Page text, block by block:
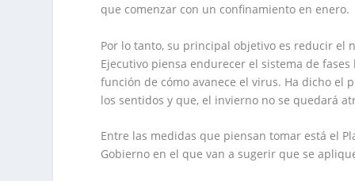
que comenzar con un confinamiento en enero.
Por lo tanto, su principal objetivo es reducir el
Ejecutivo piensa endurecer el sistema de
función de cómo avanece el virus. Ha dicho
los sentidos y que, el invierno no se quedará
Entre las medidas que piensan tomar está el
Gobierno en el que van a sugerir que se